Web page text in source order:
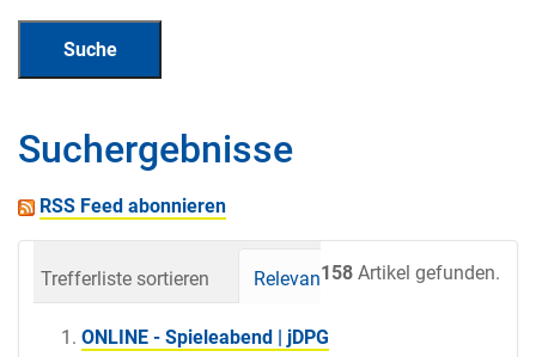
Suchergebnisse
RSS Feed abonnieren
158 Artikel gefunden.
Trefferliste sortieren Relevanz Datum
ONLINE - Spieleabend | jDPG